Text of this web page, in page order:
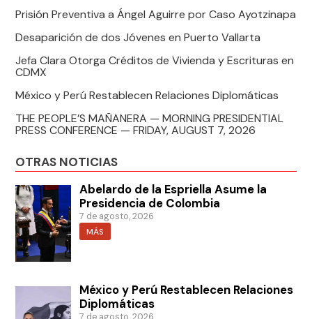
Prisión Preventiva a Ángel Aguirre por Caso Ayotzinapa
Desaparición de dos Jóvenes en Puerto Vallarta
Jefa Clara Otorga Créditos de Vivienda y Escrituras en
CDMX
México y Perú Restablecen Relaciones Diplomáticas
THE PEOPLE’S MAÑANERA — MORNING PRESIDENTIAL
PRESS CONFERENCE — FRIDAY, AUGUST 7, 2026
OTRAS NOTICIAS
Abelardo de la Espriella Asume la
Presidencia de Colombia
7 de agosto, 2026
MÁS
México y Perú Restablecen Relaciones
Diplomáticas